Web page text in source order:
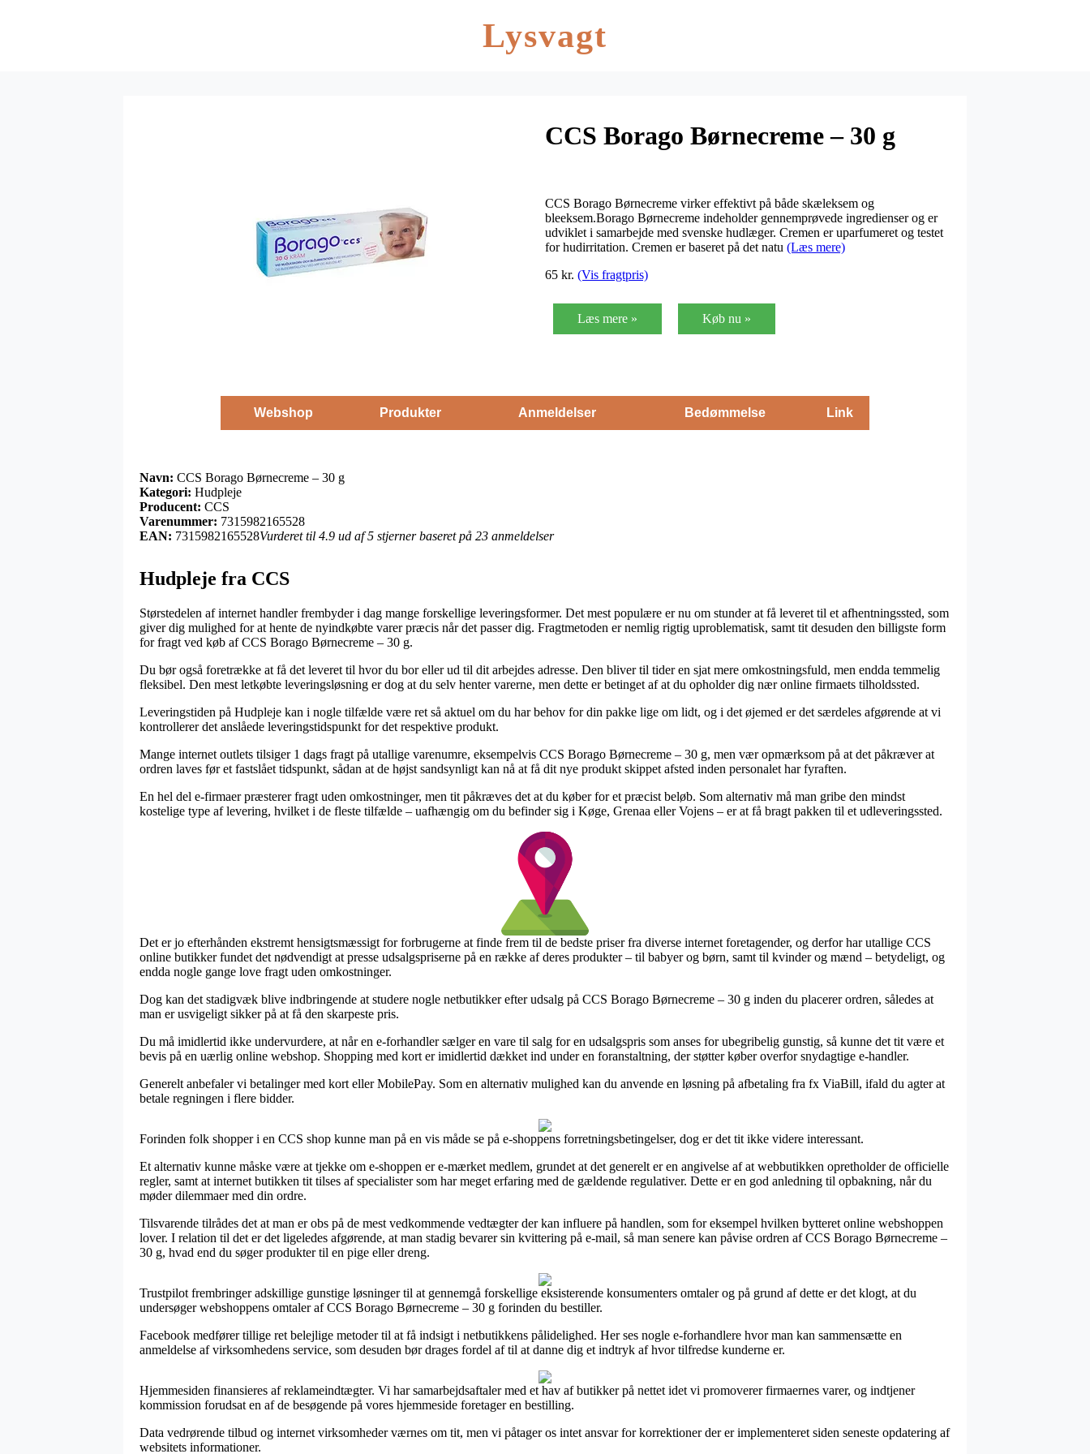
Lysvagt
CCS Borago Børnecreme – 30 g
CCS Borago Børnecreme virker effektivt på både skæleksem og
bleeksem.Borago Børnecreme indeholder gennemprøvede ingredienser og er
udviklet i samarbejde med svenske hudlæger. Cremen er uparfumeret og testet
for hudirritation. Cremen er baseret på det natu (Læs mere)
65 kr. (Vis fragtpris)
Læs mere » Køb nu »
Webshop Produkter Anmeldelser Bedømmelse Link
Navn: CCS Borago Børnecreme – 30 g
Kategori: Hudpleje
Producent: CCS
Varenummer: 7315982165528
EAN: 7315982165528Vurderet til 4.9 ud af 5 stjerner baseret på 23 anmeldelser
Hudpleje fra CCS
Størstedelen af internet handler frembyder i dag mange forskellige leveringsformer. Det mest populære er nu om stunder at få leveret til et afhentningssted, som
giver dig mulighed for at hente de nyindkøbte varer præcis når det passer dig. Fragtmetoden er nemlig rigtig uproblematisk, samt tit desuden den billigste form
for fragt ved køb af CCS Borago Børnecreme – 30 g.
Du bør også foretrække at få det leveret til hvor du bor eller ud til dit arbejdes adresse. Den bliver til tider en sjat mere omkostningsfuld, men endda temmelig
fleksibel. Den mest letkøbte leveringsløsning er dog at du selv henter varerne, men dette er betinget af at du opholder dig nær online firmaets tilholdssted.
Leveringstiden på Hudpleje kan i nogle tilfælde være ret så aktuel om du har behov for din pakke lige om lidt, og i det øjemed er det særdeles afgørende at vi
kontrollerer det anslåede leveringstidspunkt for det respektive produkt.
Mange internet outlets tilsiger 1 dags fragt på utallige varenumre, eksempelvis CCS Borago Børnecreme – 30 g, men vær opmærksom på at det påkræver at
ordren laves før et fastslået tidspunkt, sådan at de højst sandsynligt kan nå at få dit nye produkt skippet afsted inden personalet har fyraften.
En hel del e-firmaer præsterer fragt uden omkostninger, men tit påkræves det at du køber for et præcist beløb. Som alternativ må man gribe den mindst
kostelige type af levering, hvilket i de fleste tilfælde – uafhængig om du befinder sig i Køge, Grenaa eller Vojens – er at få bragt pakken til et udleveringssted.
Det er jo efterhånden ekstremt hensigtsmæssigt for forbrugerne at finde frem til de bedste priser fra diverse internet foretagender, og derfor har utallige CCS
online butikker fundet det nødvendigt at presse udsalgspriserne på en række af deres produkter – til babyer og børn, samt til kvinder og mænd – betydeligt, og
endda nogle gange love fragt uden omkostninger.
Dog kan det stadigvæk blive indbringende at studere nogle netbutikker efter udsalg på CCS Borago Børnecreme – 30 g inden du placerer ordren, således at
man er usvigeligt sikker på at få den skarpeste pris.
Du må imidlertid ikke undervurdere, at når en e-forhandler sælger en vare til salg for en udsalgspris som anses for ubegribelig gunstig, så kunne det tit være et
bevis på en uærlig online webshop. Shopping med kort er imidlertid dækket ind under en foranstaltning, der støtter køber overfor snydagtige e-handler.
Generelt anbefaler vi betalinger med kort eller MobilePay. Som en alternativ mulighed kan du anvende en løsning på afbetaling fra fx ViaBill, ifald du agter at
betale regningen i flere bidder.
Forinden folk shopper i en CCS shop kunne man på en vis måde se på e-shoppens forretningsbetingelser, dog er det tit ikke videre interessant.
Et alternativ kunne måske være at tjekke om e-shoppen er e-mærket medlem, grundet at det generelt er en angivelse af at webbutikken opretholder de officielle
regler, samt at internet butikken tit tilses af specialister som har meget erfaring med de gældende regulativer. Dette er en god anledning til opbakning, når du
møder dilemmaer med din ordre.
Tilsvarende tilrådes det at man er obs på de mest vedkommende vedtægter der kan influere på handlen, som for eksempel hvilken bytteret online webshoppen
lover. I relation til det er det ligeledes afgørende, at man stadig bevarer sin kvittering på e-mail, så man senere kan påvise ordren af CCS Borago Børnecreme –
30 g, hvad end du søger produkter til en pige eller dreng.
Trustpilot frembringer adskillige gunstige løsninger til at gennemgå forskellige eksisterende konsumenters omtaler og på grund af dette er det klogt, at du
undersøger webshoppens omtaler af CCS Borago Børnecreme – 30 g forinden du bestiller.
Facebook medfører tillige ret belejlige metoder til at få indsigt i netbutikkens pålidelighed. Her ses nogle e-forhandlere hvor man kan sammensætte en
anmeldelse af virksomhedens service, som desuden bør drages fordel af til at danne dig et indtryk af hvor tilfredse kunderne er.
Hjemmesiden finansieres af reklameindtægter. Vi har samarbejdsaftaler med et hav af butikker på nettet idet vi promoverer firmaernes varer, og indtjener
kommission forudsat en af de besøgende på vores hjemmeside foretager en bestilling.
Data vedrørende tilbud og internet virksomheder værnes om tit, men vi påtager os intet ansvar for korrektioner der er implementeret siden seneste opdatering af
websitets informationer.